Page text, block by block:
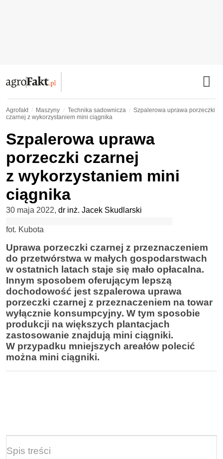
Agrofakt Maszyny Technika sadownicza
Szpalerowa uprawa porzeczki
czarnej z wykorzystaniem mini ciągnika
Szpalerowa uprawa
porzeczki czarnej
z wykorzystaniem mini
ciągnika
30 maja 2022, dr inż. Jacek Skudlarski
fot. Kubota
Uprawa porzeczki czarnej z przeznaczeniem
do przetwórstwa w małych gospodarstwach
w ostatnich latach staje się mało opłacalna.
Innym sposobem oferującym lepszą
dochodowość jest szpalerowa uprawa
porzeczki czarnej z przeznaczeniem na towar
wyłącznie konsumpcyjny. W tym sposobie
produkcji na większych plantacjach
zastosowanie znajdują mini ciągniki.
W przypadku mniejszych areałów polecić
można mini ciągniki.
Spis treści